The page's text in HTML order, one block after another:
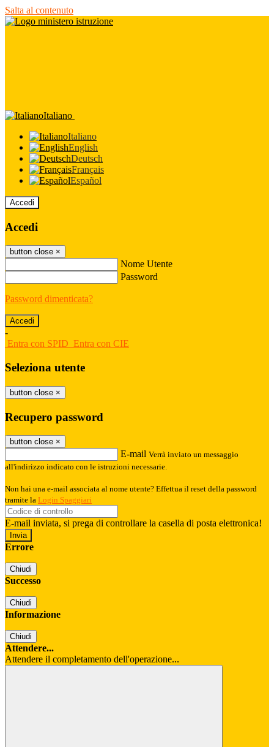
Salta al contenuto
Italiano
Italiano
English
Deutsch
Français
Español
Accedi
Accedi
button close ×
Nome Utente
Password
Password dimenticata?
-
Entra con SPID Entra con CIE
Seleziona utente
button close ×
Recupero password
button close ×
E-mail Verrà inviato un messaggio
all'indirizzo indicato con le istruzioni necessarie.
Non hai una e-mail associata al nome utente? Effettua il reset della password
tramite la Login Spaggiari
E-mail inviata, si prega di controllare la casella di posta elettronica!
Errore
Chiudi
Successo
Chiudi
Informazione
Chiudi
Attendere...
Attendere il completamento dell'operazione...